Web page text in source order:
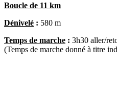
Boucle de 11 km
Dénivelé : 580 m
Temps de marche : 3h30 aller/
(Temps de marche donné à titre